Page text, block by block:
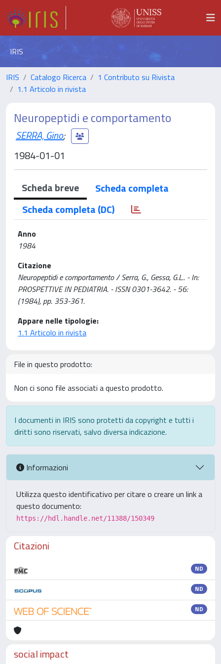
IRIS
IRIS Catalogo Ricerca
1 Contributo su Rivista
1.1 Articolo in rivista
Neuropeptidi e comportamento
SERRA, Gino;
1984-01-01
Scheda breve
Scheda completa
Scheda completa (DC)
Anno
1984
Citazione
Neuropeptidi e comportamento / Serra, G., Gessa, G.L.. - In:
PROSPETTIVE IN PEDIATRIA. - ISSN 0301-3642. - 56:
(1984), pp. 353-361.
Appare nelle tipologie:
1.1 Articolo in rivista
File in questo prodotto:
Non ci sono file associati a questo prodotto.
I documenti in IRIS sono protetti da copyright e tutti i
diritti sono riservati, salvo diversa indicazione.
Informazioni
Utilizza questo identificativo per citare o creare un link a
questo documento:
https://hdl.handle.net/11388/150349
Citazioni
ND
ND
ND
social impact